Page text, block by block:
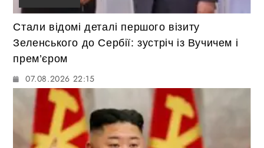
Стали відомі деталі першого візиту
Зеленського до Сербії: зустріч із Вучичем і
прем’єром
07.08.2026 22:15